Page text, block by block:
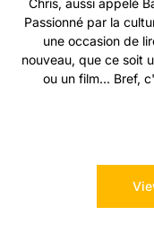
Chris, aussi appelé
Passionné par la
une occasion de
nouveau, que ce soit
ou un film... Bref,